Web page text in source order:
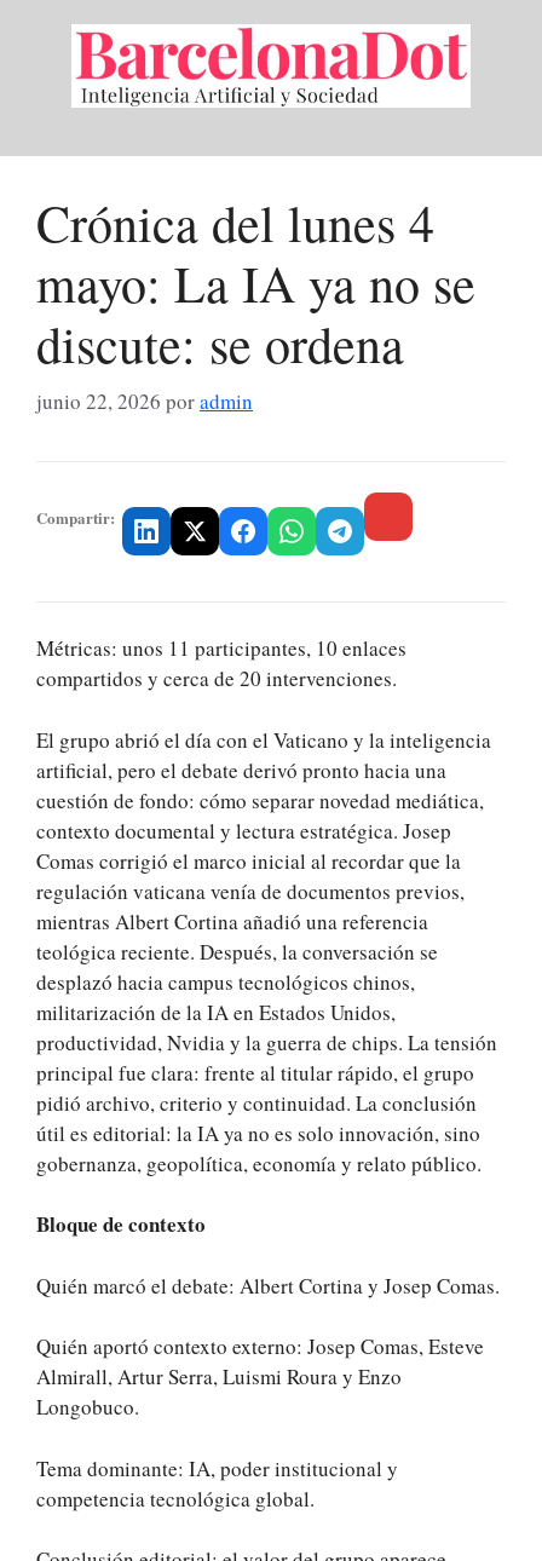
contenido
Crónica del lunes 4
mayo: La IA ya no se
discute: se ordena
junio 22, 2026 poradmin
Compartir:
Métricas: unos 11 participantes, 10 enlaces
compartidos y cerca de 20 intervenciones.
El grupo abrió el día con el Vaticano y la inteligencia
artificial, pero el debate derivó pronto hacia una
cuestión de fondo: cómo separar novedad mediática,
contexto documental y lectura estratégica. Josep
Comas corrigió el marco inicial al recordar que la
regulación vaticana venía de documentos previos,
mientras Albert Cortina añadió una referencia
teológica reciente. Después, la conversación se
desplazó hacia campus tecnológicos chinos,
militarización de la IA en Estados Unidos,
productividad, Nvidia y la guerra de chips. La tensión
principal fue clara: frente al titular rápido, el grupo
pidió archivo, criterio y continuidad. La conclusión
útil es editorial: la IA ya no es solo innovación, sino
gobernanza, geopolítica, economía y relato público.
Bloque de contexto
Quién marcó el debate: Albert Cortina y Josep Comas.
Quién aportó contexto externo: Josep Comas, Esteve
Almirall, Artur Serra, Luismi Roura y Enzo
Longobuco.
Tema dominante: IA, poder institucional y
competencia tecnológica global.